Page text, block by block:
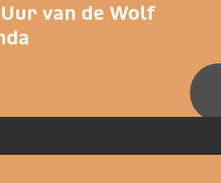
van de Wolf